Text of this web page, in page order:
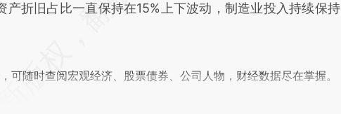
产折旧占比一直保持在15%上下波动，制造业投入持续保持
，可随时查阅宏观经济、股票债券、公司人物，财经数据尽在掌握。